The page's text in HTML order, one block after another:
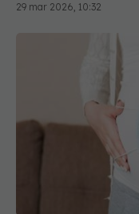
Infecția cu
de autism la